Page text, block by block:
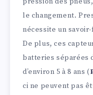
le changement.
nécessite un
De plus, ces
batteries séparées
d’environ 5 à 8 ans (
ci ne peuvent pas